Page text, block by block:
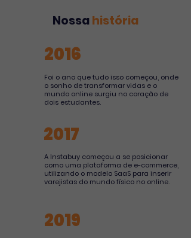
Nossahistória
2016
Foi o ano que tudo isso começou, onde
o sonho de transformar vidas e o
mundo online surgiu no coração de
dois estudantes.
2017
A Instabuy começou a se posicionar
como uma plataforma de e-commerce,
utilizando o modelo SaaS para inserir
varejistas do mundo físico no online.
2019